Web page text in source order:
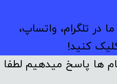
در تلگرام، واتساپ،
کنید!
ها پاسخ میدهیم لطفا